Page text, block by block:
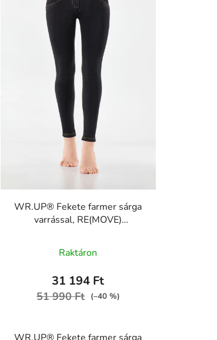
WR.UP® Fekete farmer sárga
varrással, RE(MOVE)
Raktáron
31 194 Ft
51 990 Ft (–40 %)